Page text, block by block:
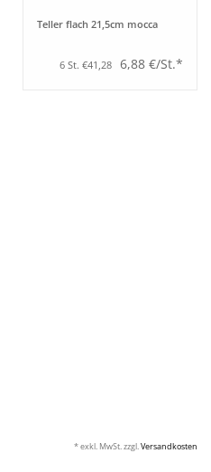
Teller flach 21,5cm mocca
6 St. €41,28 6,88 €/St.*
* exkl. MwSt. zzgl.Versandkosten